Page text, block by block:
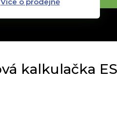
kalkulačka